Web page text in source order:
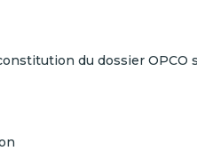
du dossier OPCO